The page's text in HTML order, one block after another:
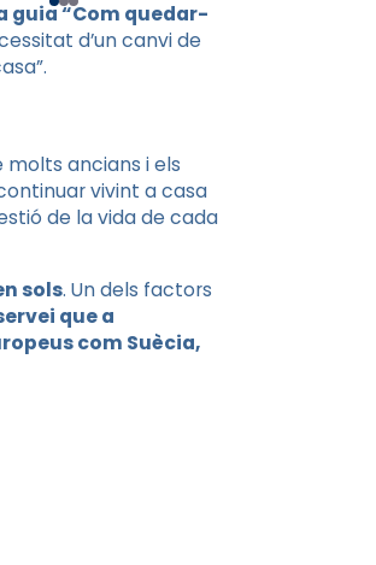
guia “Com quedar-
d’un canvi de
molts ancians i els
vivint a casa
de la vida de cada
sols. Un dels factors
que a
com Suècia,